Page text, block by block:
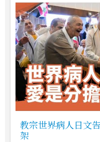
教宗世界病人日文
架